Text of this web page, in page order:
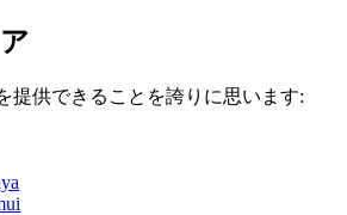
提供できることを誇りに思います: